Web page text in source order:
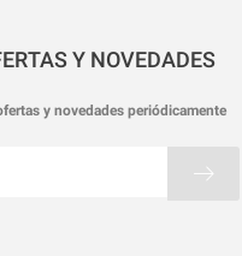
Y NOVEDADES
y novedades periódicamente